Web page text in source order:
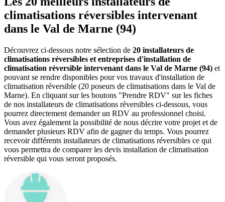
climatisations réversibles intervenant
dans le Val de Marne (94)
Découvrez ci-dessous notre sélection de 20 installateurs de
climatisations réversibles et entreprises d'installation de
climatisation réversible intervenant dans le Val de Marne (94) et
pouvant se rendre disponibles pour vos travaux d'installation de
climatisation réversible (20 poseurs de climatisations dans le Val de
Marne). En cliquant sur les boutons "Prendre RDV" sur les fiches
de nos installateurs de climatisations réversibles ci-dessous, vous
pourrez directement demander un RDV au professionnel choisi.
Vous avez également la possibilité de nous décrire votre projet et de
demander plusieurs RDV afin de gagner du temps. Vous pourrez
recevoir différents installateurs de climatisations réversibles ce qui
vous permettra de comparer les devis installation de climatisation
réversible qui vous seront proposés.